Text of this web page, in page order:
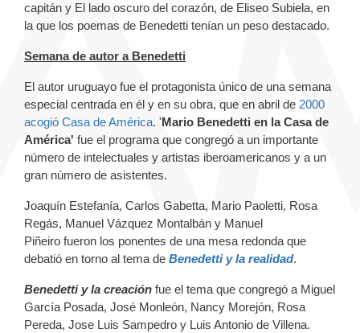
capitán y El lado oscuro del corazón, de Eliseo Subiela, en
la que los poemas de Benedetti tenían un peso destacado.
Semana de autor a Benedetti
El autor uruguayo fue el protagonista único de una semana
especial centrada en él y en su obra, que en abril de 2000
acogió Casa de América. 'Mario Benedetti en la Casa de
América' fue el programa que congregó a un importante
número de intelectuales y artistas iberoamericanos y a un
gran número de asistentes.
Joaquín Estefanía, Carlos Gabetta, Mario Paoletti, Rosa
Regás, Manuel Vázquez Montalbán y Manuel
Piñeiro fueron los ponentes de una mesa redonda que
debatió en torno al tema de Benedetti y la realidad.
Benedetti y la creación fue el tema que congregó a Miguel
García Posada, José Monleón, Nancy Morejón, Rosa
Pereda, Jose Luis Sampedro y Luis Antonio de Villena.